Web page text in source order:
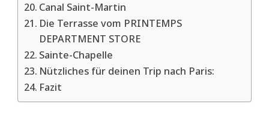
Canal Saint-Martin
Die Terrasse vom PRINTEMPS
DEPARTMENT STORE
Sainte-Chapelle
Nützliches für deinen Trip nach Paris:
Fazit